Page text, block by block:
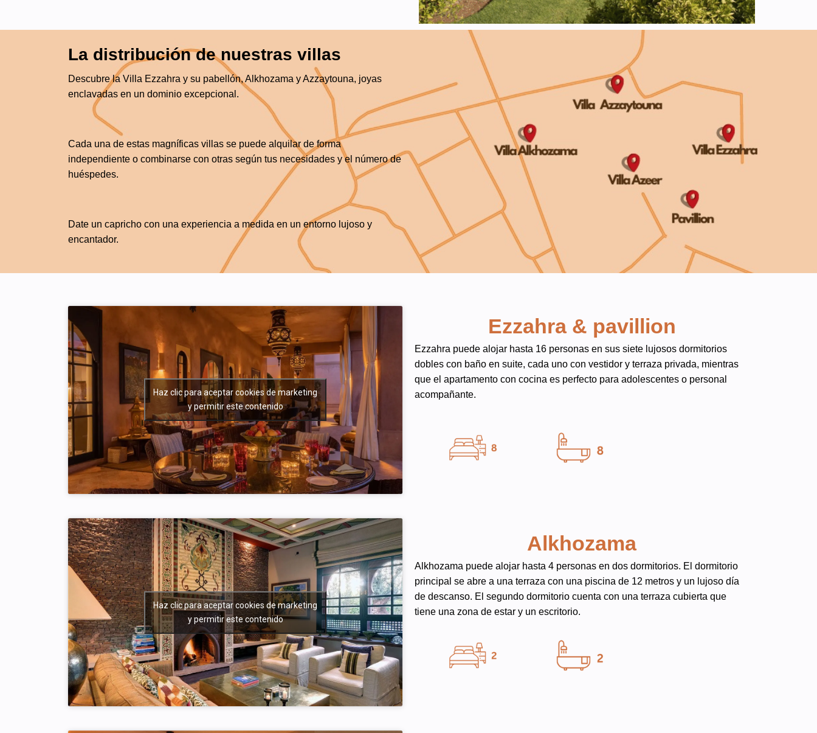
La distribución de nuestras villas
Descubre la Villa Ezzahra y su pabellón, Alkhozama y Azzaytouna, joyas
enclavadas en un dominio excepcional.
Cada una de estas magníficas villas se puede alquilar de forma
independiente o combinarse con otras según tus necesidades y el número de
huéspedes.
Date un capricho con una experiencia a medida en un entorno lujoso y
encantador.
Haz clic para aceptar cookies de marketing
y permitir este contenido
Ezzahra & pavillion
Ezzahra puede alojar hasta 16 personas en sus siete lujosos dormitorios
dobles con baño en suite, cada uno con vestidor y terraza privada, mientras
que el apartamento con cocina es perfecto para adolescentes o personal
acompañante.
Haz clic para aceptar cookies de marketing
y permitir este contenido
Alkhozama
Alkhozama puede alojar hasta 4 personas en dos dormitorios. El dormitorio
principal se abre a una terraza con una piscina de 12 metros y un lujoso día
de descanso. El segundo dormitorio cuenta con una terraza cubierta que
tiene una zona de estar y un escritorio.